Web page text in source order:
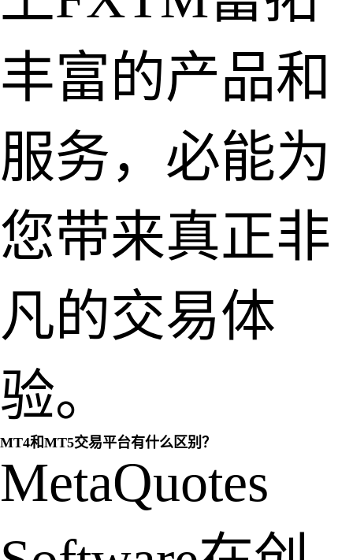
丰富的产品和
服务，必能为
您带来真正非
凡的交易体
验。
MT4和MT5交易平台有什么区别？
MetaQuotes